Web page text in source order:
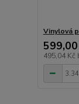
Vinylová
599,00
495,04 Kč